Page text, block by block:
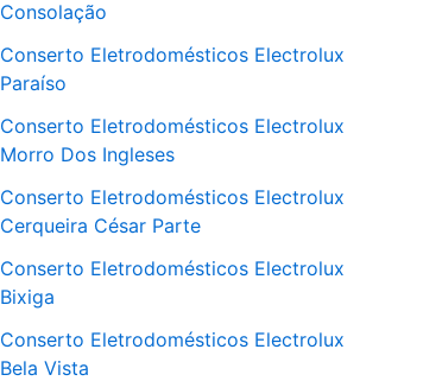
Consolação
Conserto Eletrodomésticos Electrolux
Paraíso
Conserto Eletrodomésticos Electrolux
Morro Dos Ingleses
Conserto Eletrodomésticos Electrolux
Cerqueira César Parte
Conserto Eletrodomésticos Electrolux
Bixiga
Conserto Eletrodomésticos Electrolux
Bela Vista